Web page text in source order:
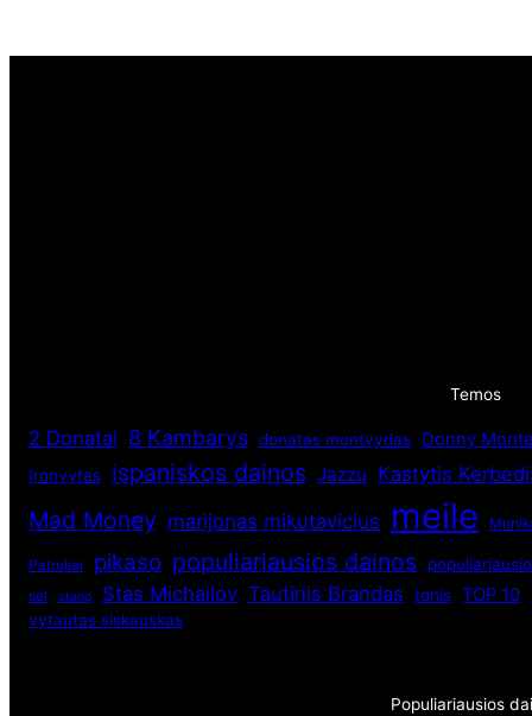
Temos
2 Donatai 8 Kambarys donatas montvydas Donny
Ironvytas ispaniskos dainos Jazzu Kastytis
Mad Money marijonas mikutavicius meile
Patruliai pikaso populiariausios dainos
sel stano Stas Michailov Tautinis Brandas tonis TOP 10
vytautas siskauskas
Populiariausios